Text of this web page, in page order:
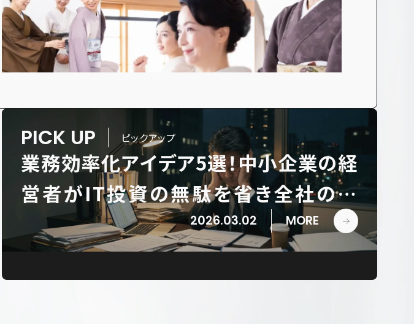
PICK UP ピックアップ
業務効率化アイデア5選！中小企業の経
営者がIT投資の無駄を省き全社の生
産性を劇的に高める実践手順
2026.03.02 MORE